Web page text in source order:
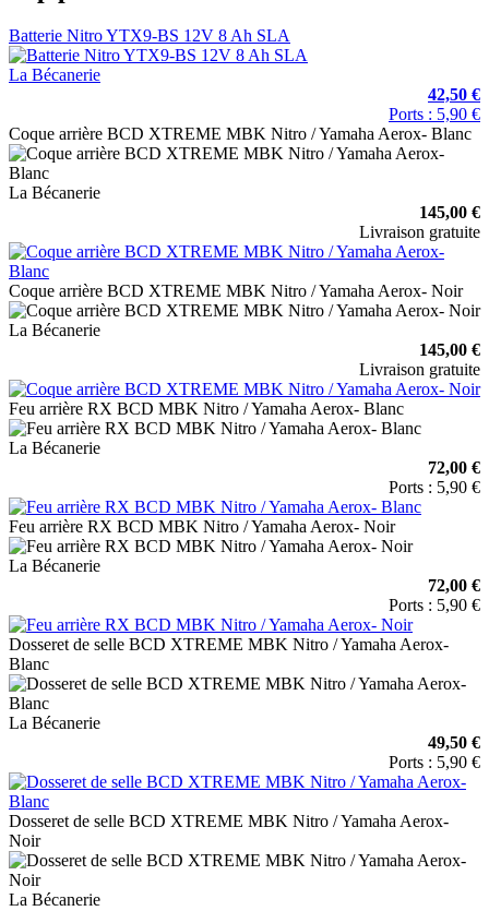
Batterie Nitro YTX9-BS 12V 8 Ah SLA
La Bécanerie
42,50 €
Ports : 5,90 €
Coque arrière BCD XTREME MBK Nitro / Yamaha Aerox- Blanc
La Bécanerie
145,00 €
Livraison gratuite
Coque arrière BCD XTREME MBK Nitro / Yamaha Aerox- Noir
La Bécanerie
145,00 €
Livraison gratuite
Feu arrière RX BCD MBK Nitro / Yamaha Aerox- Blanc
La Bécanerie
72,00 €
Ports : 5,90 €
Feu arrière RX BCD MBK Nitro / Yamaha Aerox- Noir
La Bécanerie
72,00 €
Ports : 5,90 €
Dosseret de selle BCD XTREME MBK Nitro / Yamaha Aerox-
Blanc
La Bécanerie
49,50 €
Ports : 5,90 €
Dosseret de selle BCD XTREME MBK Nitro / Yamaha Aerox-
Noir
La Bécanerie